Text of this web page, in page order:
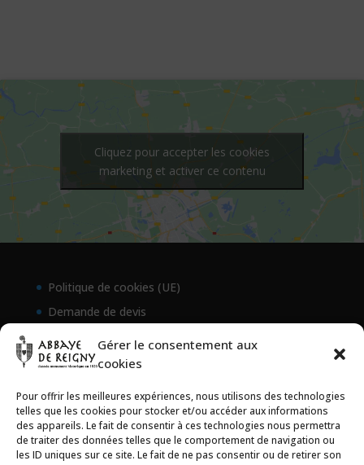
Gérer le consentement aux
cookies
Pour offrir les meilleures expériences, nous utilisons des technologies
telles que les cookies pour stocker et/ou accéder aux informations
des appareils. Le fait de consentir à ces technologies nous permettra
de traiter des données telles que le comportement de navigation ou
les ID uniques sur ce site. Le fait de ne pas consentir ou de retirer son
Cliquez pour accepter les cookies
marketing et activer ce contenu
Politique de cookies (UE)
Demande de devis